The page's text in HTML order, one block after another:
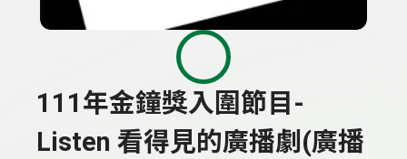
111年金鐘獎入圍節目-
Listen 看得見的廣播劇(廣播